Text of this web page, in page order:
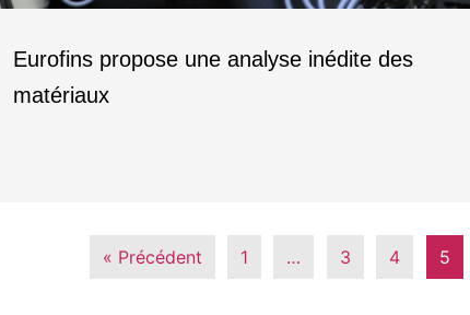
Eurofins propose une analyse inédite des
matériaux
« Précédent 1 … 3 4 5